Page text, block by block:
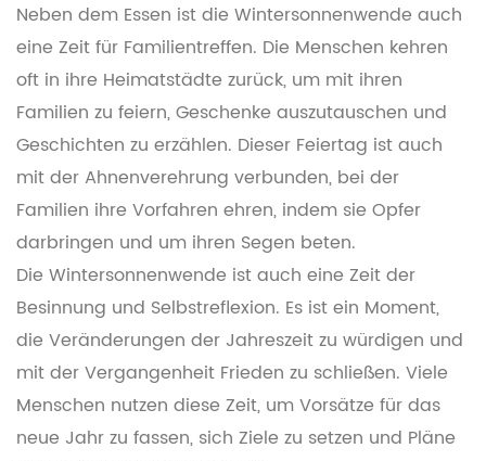
Neben dem Essen ist die Wintersonnenwende auch
eine Zeit für Familientreffen. Die Menschen kehren
oft in ihre Heimatstädte zurück, um mit ihren
Familien zu feiern, Geschenke auszutauschen und
Geschichten zu erzählen. Dieser Feiertag ist auch
mit der Ahnenverehrung verbunden, bei der
Familien ihre Vorfahren ehren, indem sie Opfer
darbringen und um ihren Segen beten.
Die Wintersonnenwende ist auch eine Zeit der
Besinnung und Selbstreflexion. Es ist ein Moment,
die Veränderungen der Jahreszeit zu würdigen und
mit der Vergangenheit Frieden zu schließen. Viele
Menschen nutzen diese Zeit, um Vorsätze für das
neue Jahr zu fassen, sich Ziele zu setzen und Pläne